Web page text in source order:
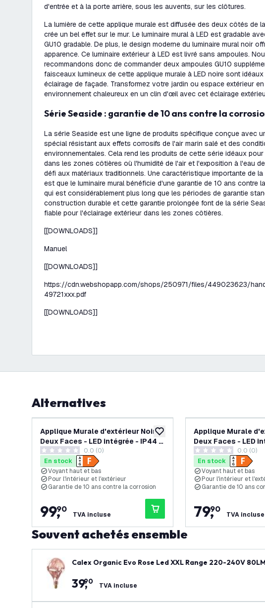
d'entrée et à la porte arrière, sous les auvents, sur les clôtures.
La lumière de cette applique murale est diffusée des deux côtés de
crée un bel effet sur le mur. Le luminaire mural à LED est gradable
GU10 gradable. De plus, le design moderne du luminaire mural noir
apparence. Ce luminaire extérieur à LED est livré sans ampoules.
recommandons donc de commander deux ampoules GU10
faisceaux lumineux de cette applique murale à LED noire sont
éclairage de façade. Transformez votre jardin ou espace extérieur en
environnement chaleureux en un clin d'œil avec cet éclairage
Série Seaside : garantie de 10 ans contre la
La série Seaside est une ligne de produits spécifique conçue avec
spécial résistant aux effets corrosifs de l'air marin salé et des
environnementales. Cela rend les produits de cette série idéaux
dans les zones côtières où l'humidité de l'air et l'exposition à l'eau
défi aux matériaux traditionnels. Une caractéristique importante de
est que le luminaire mural bénéficie d'une garantie de 10 ans contre
qui est considérablement plus long que les périodes de garantie
construction durable et cette garantie prolongée font de la série
fiable pour l'éclairage extérieur dans les zones côtières.
[[DOWNLOADS]]
Manuel
[[DOWNLOADS]]
https://cdn.webshopapp.com/shops/250971/files/449023623/
49721xxx.pdf
[[DOWNLOADS]]
Alternatives
ajouter à la liste de souhaits
Applique Murale d'extérieur Noire -
Deux Faces - LED intégrée - IP44 -
Canto 2 - 10 ans de garantie
0 étoiles de notation
0.0 (0)
En stock
Voyant haut et bas
Pour l'intérieur et l'extérieur
Garantie de 10 ans contre la corrosion
99,
90
TVA incluse
Applique Murale
Deux Faces - LED
Canto Kubi 2 - 10
0 étoiles de notation
0.0 (0)
En stock
Voyant haut et bas
Pour l'intérieur et
Garantie de 10 ans
79,
90
TVA incluse
Souvent achetés ensemble
Calex Organic Evo Rose Led XXL Range 220-240V
39,
90 TVA incluse